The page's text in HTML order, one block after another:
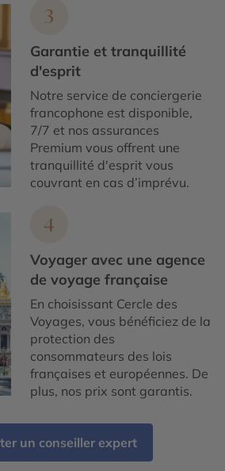
3
Garantie et tranquillité
d'esprit
Notre service de conciergerie
francophone est disponible,
7/7 et nos assurances
Premium vous offrent une
tranquillité d'esprit vous
couvrant en cas d’imprévu.
4
Voyager avec une agence
de voyage française
En choisissant Cercle des
Voyages, vous bénéficiez de la
protection des
consommateurs des lois
françaises et européennes. De
plus, nos prix sont garantis.
un conseiller expert